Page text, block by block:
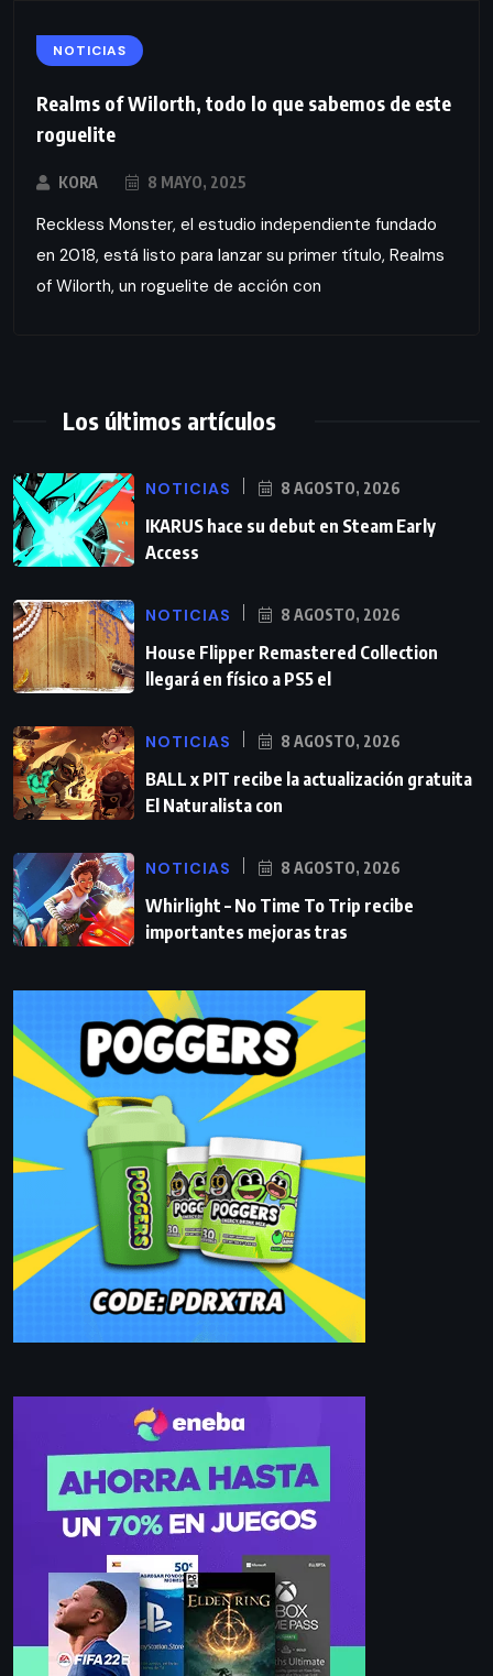
NOTICIAS
Realms of Wilorth, todo lo que sabemos de este
roguelite
KORA 8 MAYO, 2025
Reckless Monster, el estudio independiente fundado
en 2018, está listo para lanzar su primer título, Realms
of Wilorth, un roguelite de acción con
Los últimos artículos
NOTICIAS 8 AGOSTO, 2026
IKARUS hace su debut en Steam Early
Access
NOTICIAS 8 AGOSTO, 2026
House Flipper Remastered Collection
llegará en físico a PS5 el
NOTICIAS 8 AGOSTO, 2026
BALL x PIT recibe la actualización gratuita
El Naturalista con
NOTICIAS 8 AGOSTO, 2026
Whirlight – No Time To Trip recibe
importantes mejoras tras